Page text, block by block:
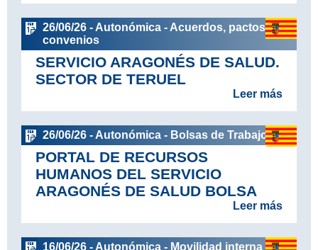
26/06/26 - Autonómica - Acuerdos, pactos y
convenios
SERVICIO ARAGONÉS DE SALUD.
SECTOR DE TERUEL
Leer más
26/06/26 - Autonómica - Bolsas de Trabajo
PORTAL DE RECURSOS
HUMANOS DEL SERVICIO
ARAGONÉS DE SALUD BOLSA
Leer más
16/06/26 - Autonómica - Movilidad interna